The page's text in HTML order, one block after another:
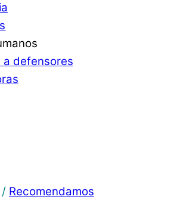
a defensores
/ Recomendamos